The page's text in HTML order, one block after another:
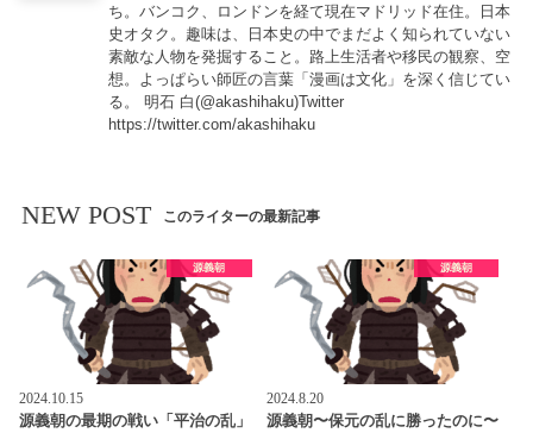
ち。バンコク、ロンドンを経て現在マドリッド在住。日本
史オタク。趣味は、日本史の中でまだよく知られていない
素敵な人物を発掘すること。路上生活者や移民の観察、空
想。よっぱらい師匠の言葉「漫画は文化」を深く信じてい
る。 明石 白(@akashihaku)Twitter
https://twitter.com/akashihaku
NEW POST このライターの最新記事
源義朝
2024.10.15
源義朝の最期の戦い「平治の乱」
源義朝
2024.8.20
源義朝〜保元の乱に勝ったのに〜